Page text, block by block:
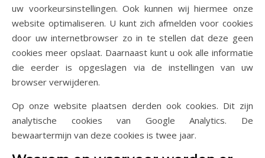
uw voorkeursinstellingen. Ook kunnen wij hiermee onze
website optimaliseren. U kunt zich afmelden voor cookies
door uw internetbrowser zo in te stellen dat deze geen
cookies meer opslaat. Daarnaast kunt u ook alle informatie
die eerder is opgeslagen via de instellingen van uw
browser verwijderen.
Op onze website plaatsen derden ook cookies. Dit zijn
analytische cookies van Google Analytics. De
bewaartermijn van deze cookies is twee jaar.